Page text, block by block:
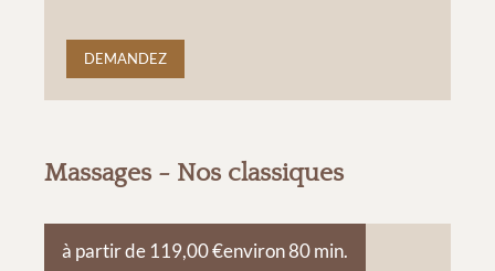
DEMANDEZ
Massages - Nos classiques
à partir de 119,00 €environ 80 min.